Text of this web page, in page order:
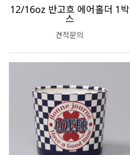
12/16oz 반고흐 에어홀더 1박
스
견적문의